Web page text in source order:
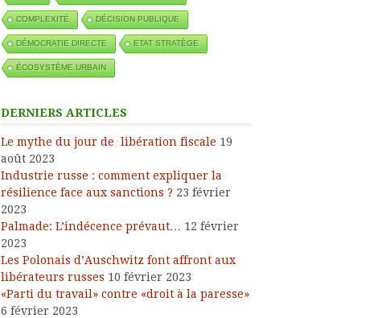
COMPLEXITÉ DÉCISION PUBLIQUE
DÉMOCRATIE DIRECTE ETAT STRATÈGE
ÉCOSYSTÈME URBAIN
DERNIERS ARTICLES
Le mythe du jour de libération fiscale 19
août 2023
Industrie russe : comment expliquer la
résilience face aux sanctions ? 23 février
2023
Palmade: L’indécence prévaut… 12 février
2023
Les Polonais d’Auschwitz font affront aux
libérateurs russes 10 février 2023
«Parti du travail» contre «droit à la paresse»
6 février 2023